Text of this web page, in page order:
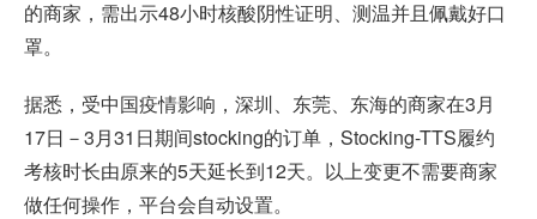
的商家，需出示48小时核酸阴性证明、测温并且佩戴好口
罩。
据悉，受中国疫情影响，深圳、东莞、东海的商家在3月
17日－3月31日期间stocking的订单，Stocking-TTS履约
考核时长由原来的5天延长到12天。以上变更不需要商家
做任何操作，平台会自动设置。